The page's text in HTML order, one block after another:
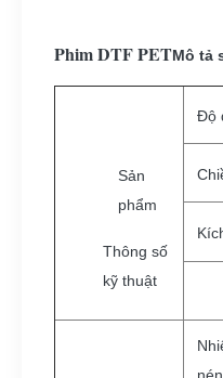
Phim DTF PETMô tả
Sản
phẩm
Thông số
kỹ thuật
Độ